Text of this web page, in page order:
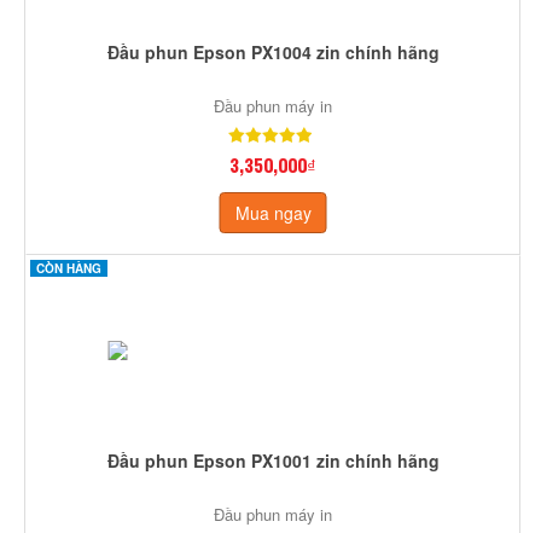
Đầu phun Epson PX1004 zin chính hãng
Đầu phun máy in
3,350,000₫
Mua ngay
CÒN HÀNG
Đầu phun Epson PX1001 zin chính hãng
Đầu phun máy in